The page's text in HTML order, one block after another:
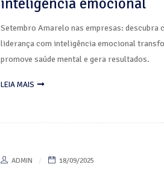
Setembro Amarelo nas empresas: descubra
liderança com inteligência emocional
promove saúde mental e gera resultados.
LEIA MAIS
ADMIN 18/09/2025